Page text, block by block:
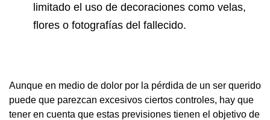
limitado el uso de decoraciones como velas,
flores o fotografías del fallecido.
Aunque en medio de dolor por la pérdida de un ser querido
puede que parezcan excesivos ciertos controles, hay que
tener en cuenta que estas previsiones tienen el objetivo de